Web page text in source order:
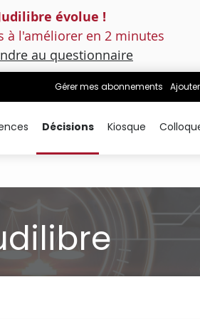
évolue !
à l'améliorer en 2 minutes
au questionnaire
Gérer mes abonnements
Décisions Kiosque